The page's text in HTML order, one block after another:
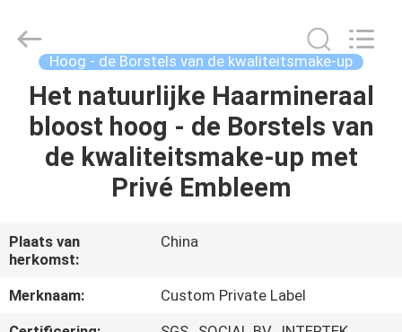
HUIS
PRODUCTEN
ONS
FABRIEKSREIS
Chanmy
Cosmetics
Hoog - de Borstels van de kwaliteitsmake-up
Het natuurlijke Haarmineraal
bloost hoog - de Borstels van
de kwaliteitsmake-up met
Privé Embleem
Plaats van
herkomst:
China
Merknaam:
Custom Private Label